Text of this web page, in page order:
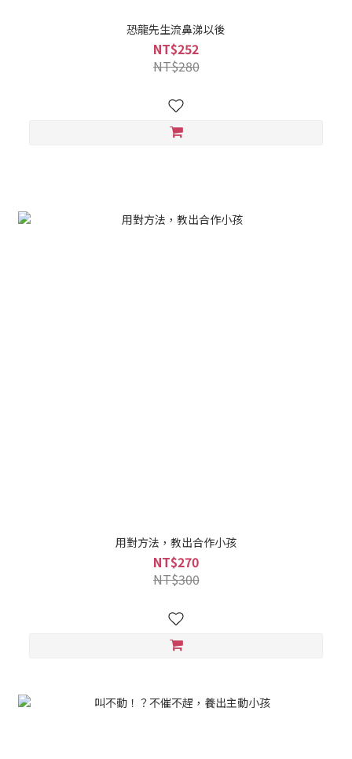
恐龍先生流鼻涕以後
NT$252
NT$280
用對方法，教出合作小孩
NT$270
NT$300